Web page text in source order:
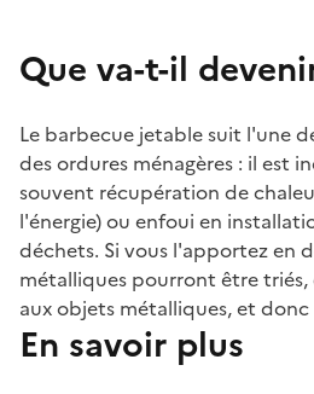
Que va-t-il
Le barbecue jetable suit l'une
des ordures ménagères : il est
souvent récupération de
l'énergie) ou enfoui en
déchets. Si vous l'apportez en
métalliques pourront être triés,
aux objets métalliques, et donc
En savoir plus